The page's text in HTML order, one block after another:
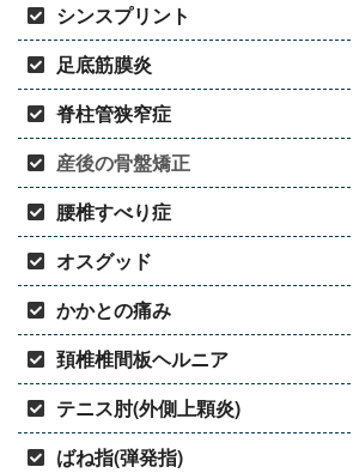
シンスプリント
足底筋膜炎
脊柱管狭窄症
産後の骨盤矯正
腰椎すべり症
オスグッド
かかとの痛み
頚椎椎間板ヘルニア
テニス肘(外側上顆炎)
ばね指(弾発指)